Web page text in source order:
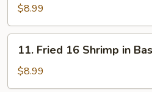
Jumbo
Shrimp
(6)
$8.99
Fried
16
Shrimp
11. Fried 16 Shrimp in
$8.99